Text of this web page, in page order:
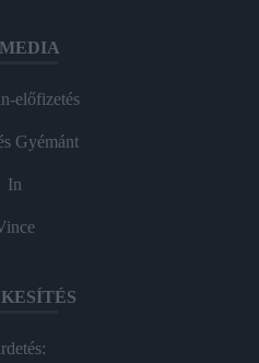
előfizetés
Gyémánt
In